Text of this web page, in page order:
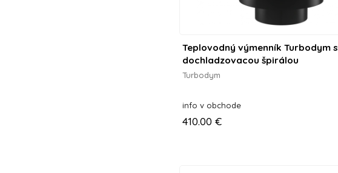
Teplovodný výmenník Turbodym s
dochladzovacou špirálou
Turbodym
info v obchode
410.00 €